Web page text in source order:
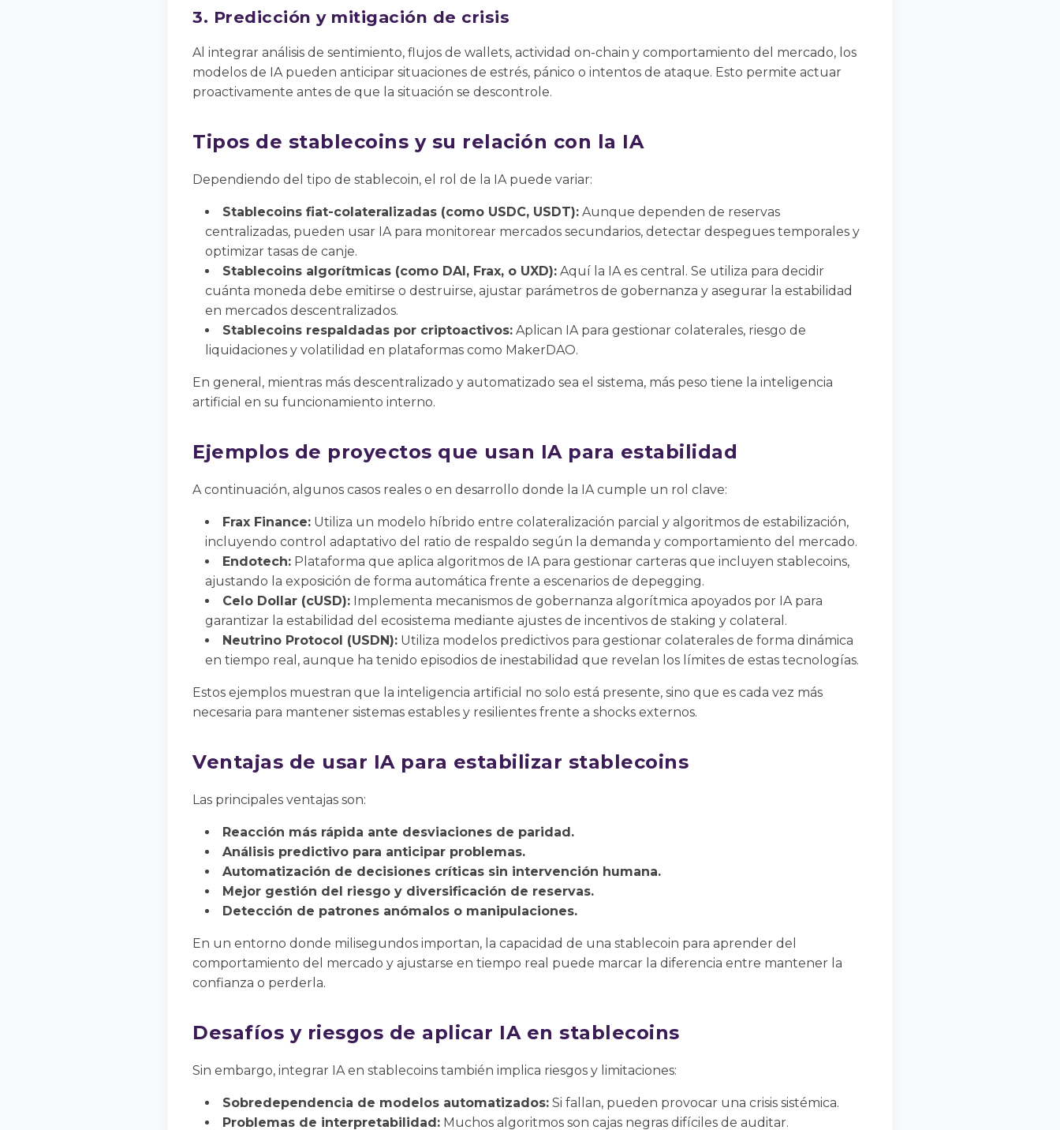
3. Predicción y mitigación de crisis
Al integrar análisis de sentimiento, flujos de wallets, actividad on-chain y comportamiento del mercado, los
modelos de IA pueden anticipar situaciones de estrés, pánico o intentos de ataque. Esto permite actuar
proactivamente antes de que la situación se descontrole.
Tipos de stablecoins y su relación con la IA
Dependiendo del tipo de stablecoin, el rol de la IA puede variar:
Stablecoins fiat-colateralizadas (como USDC, USDT): Aunque dependen de reservas
centralizadas, pueden usar IA para monitorear mercados secundarios, detectar despegues temporales y
optimizar tasas de canje.
Stablecoins algorítmicas (como DAI, Frax, o UXD): Aquí la IA es central. Se utiliza para decidir
cuánta moneda debe emitirse o destruirse, ajustar parámetros de gobernanza y asegurar la estabilidad
en mercados descentralizados.
Stablecoins respaldadas por criptoactivos: Aplican IA para gestionar colaterales, riesgo de
liquidaciones y volatilidad en plataformas como MakerDAO.
En general, mientras más descentralizado y automatizado sea el sistema, más peso tiene la inteligencia
artificial en su funcionamiento interno.
Ejemplos de proyectos que usan IA para estabilidad
A continuación, algunos casos reales o en desarrollo donde la IA cumple un rol clave:
Frax Finance: Utiliza un modelo híbrido entre colateralización parcial y algoritmos de estabilización,
incluyendo control adaptativo del ratio de respaldo según la demanda y comportamiento del mercado.
Endotech: Plataforma que aplica algoritmos de IA para gestionar carteras que incluyen stablecoins,
ajustando la exposición de forma automática frente a escenarios de depegging.
Celo Dollar (cUSD): Implementa mecanismos de gobernanza algorítmica apoyados por IA para
garantizar la estabilidad del ecosistema mediante ajustes de incentivos de staking y colateral.
Neutrino Protocol (USDN): Utiliza modelos predictivos para gestionar colaterales de forma dinámica
en tiempo real, aunque ha tenido episodios de inestabilidad que revelan los límites de estas tecnologías.
Estos ejemplos muestran que la inteligencia artificial no solo está presente, sino que es cada vez más
necesaria para mantener sistemas estables y resilientes frente a shocks externos.
Ventajas de usar IA para estabilizar stablecoins
Las principales ventajas son:
Reacción más rápida ante desviaciones de paridad.
Análisis predictivo para anticipar problemas.
Automatización de decisiones críticas sin intervención humana.
Mejor gestión del riesgo y diversificación de reservas.
Detección de patrones anómalos o manipulaciones.
En un entorno donde milisegundos importan, la capacidad de una stablecoin para aprender del
comportamiento del mercado y ajustarse en tiempo real puede marcar la diferencia entre mantener la
confianza o perderla.
Desafíos y riesgos de aplicar IA en stablecoins
Sin embargo, integrar IA en stablecoins también implica riesgos y limitaciones:
Sobredependencia de modelos automatizados: Si fallan, pueden provocar una crisis sistémica.
Problemas de interpretabilidad: Muchos algoritmos son cajas negras difíciles de auditar.